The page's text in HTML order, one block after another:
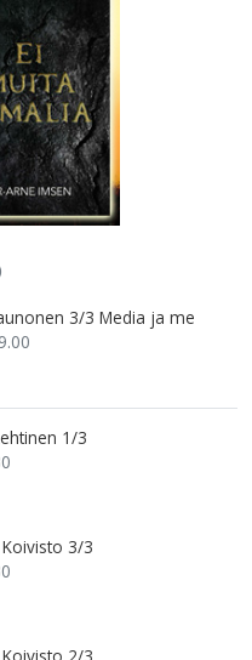
3/3 Media ja me
1/3
3/3